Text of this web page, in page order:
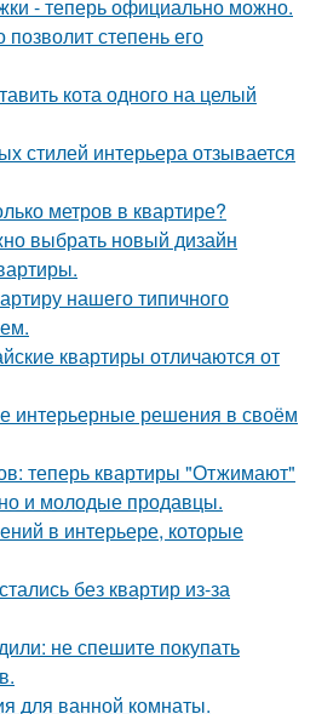
- теперь официально можно.
степень его
кота одного на целый
стилей интерьера отзывается
метров в квартире?
выбрать новый дизайн
нашего типичного
квартиры отличаются от
интерьерные решения в своём
теперь квартиры "Отжимают"
и молодые продавцы.
в интерьере, которые
без квартир из-за
не спешите покупать
для ванной комнаты.